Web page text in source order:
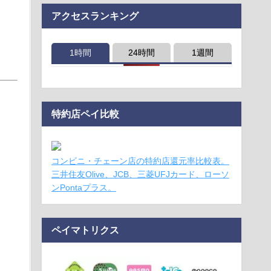
アクセスランキング
1時間 24時間 1週間
特約店ペイ比較
コンビニ・チェーン店の特約店還元率比較表。
三井住友Olive、JCB、三菱UFJカード、ローソ
ンPontaプラス。
ペイマトリクス